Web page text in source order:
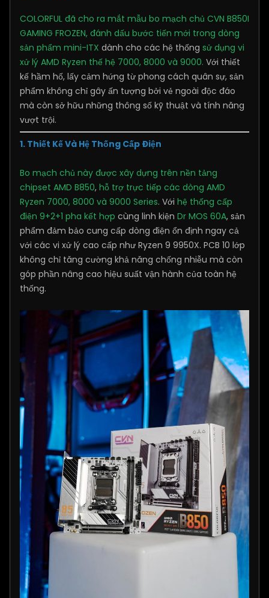
COLORFUL đã cho ra mắt mẫu bo mạch chủ CVN B850I
GAMING FROZEN, đánh dấu bước tiến mới trong dòng
sản phẩm mini-ITX dành cho các hệ thống sử dụng vi
xử lý AMD Ryzen thế hệ 7000, 8000 và 9000. Với thiết
kế hầm hố, lấy cảm hứng từ phong cách quân sự, sản
phẩm không chỉ gây ấn tượng bởi vẻ ngoài độc đáo
mà còn sở hữu những thông số kỹ thuật và tính năng
vượt trội.
1. Thiết Kế Và Hệ Thống Cấp Điện
Bo mạch chủ này được xây dựng trên nền tảng
chipset AMD B850, hỗ trợ trực tiếp các dòng AMD
Ryzen 7000, 8000 và 9000 Series. Với hệ thống cấp
điện 9+2+1 pha kết hợp cùng linh kiện Dr MOS 60A, sản
phẩm đảm bảo cung cấp dòng điện ổn định ngay cả
với các vi xử lý cao cấp như Ryzen 9 9950X. PCB 10 lớp
không chỉ tăng cường khả năng chống nhiễu mà còn
góp phần nâng cao hiệu suất vận hành của toàn hệ
thống.